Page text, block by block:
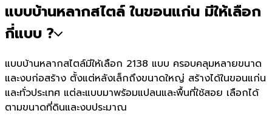
แบบบ้านหลากสไตล์ ในขอนแก่น มีให้เลือก
กี่แบบ ?
แบบบ้านหลากสไตล์มีให้เลือก 2138 แบบ ครอบคลุมหลายขนาด
และงบก่อสร้าง ตั้งแต่หลังเล็กถึงขนาดใหญ่ สร้างได้ในขอนแก่น
และทั่วประเทศ แต่ละแบบมาพร้อมแปลนและพื้นที่ใช้สอย เลือกได้
ตามขนาดที่ดินและงบประมาณ